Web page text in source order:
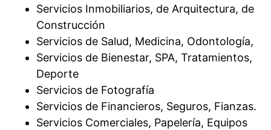
Servicios Inmobiliarios, de Arquitectura, de
Construcción
Servicios de Salud, Medicina, Odontología,
Servicios de Bienestar, SPA, Tratamientos,
Deporte
Servicios de Fotografía
Servicios de Financieros, Seguros, Fianzas.
Servicios Comerciales, Papelería, Equipos